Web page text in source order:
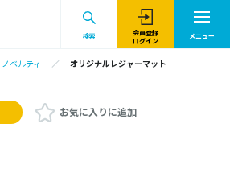
検索
会員登録
ログイン
メニュー
ノベルティ オリジナルレジャーマット
お気に入りに追加